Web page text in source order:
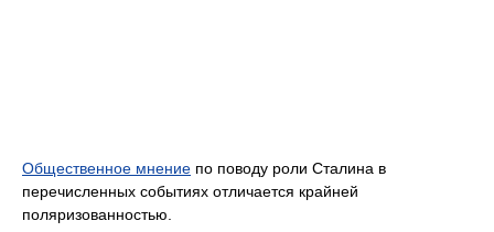
Общественное мнение по поводу роли Сталина в
перечисленных событиях отличается крайней
поляризованностью.